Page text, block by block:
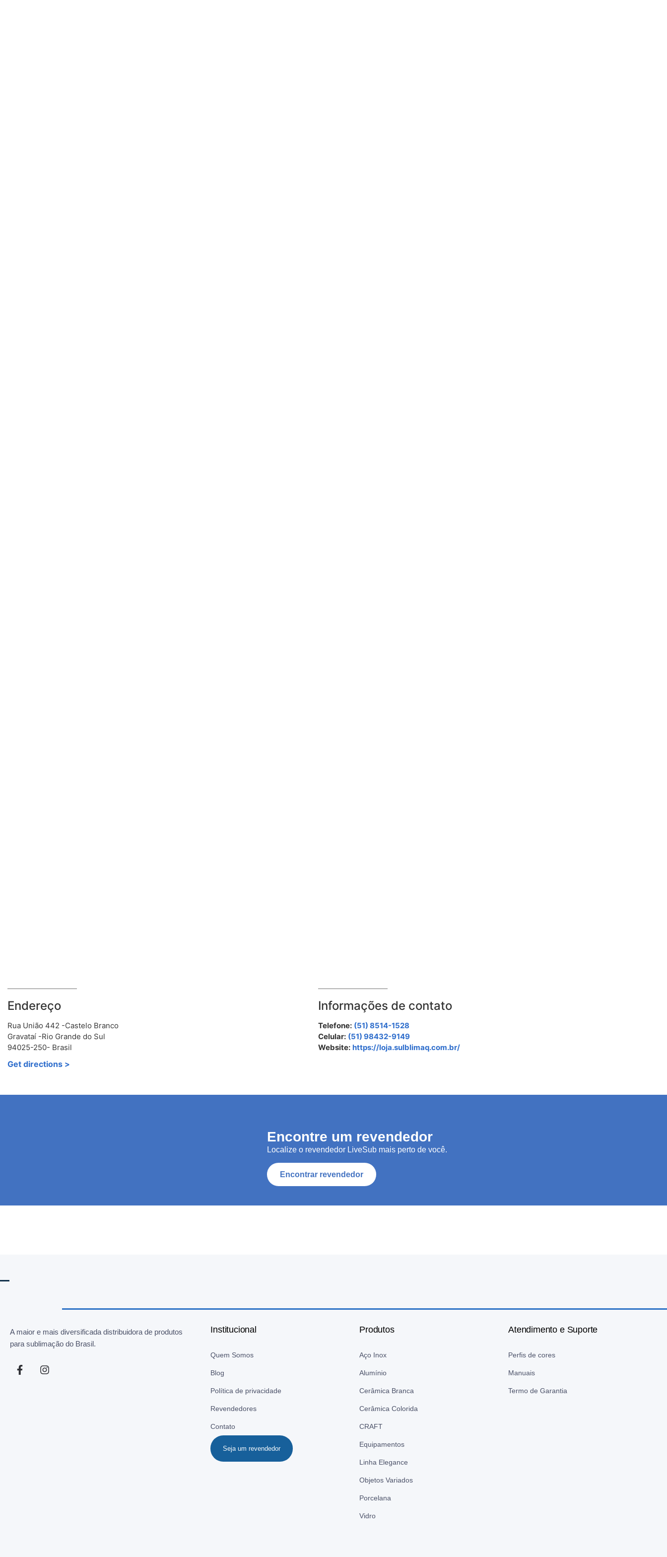
Endereço
Rua União 442 -Castelo Branco
Gravataí -Rio Grande do Sul
94025-250- Brasil
Get directions >
Informações de contato
Telefone: (51) 8514-1528
Celular: (51) 98432-9149
Website: https://loja.sulblimaq.com.br/
Encontre um revendedor
Localize o revendedor LiveSub mais perto de você.
Encontrar revendedor
A maior e mais diversificada distribuidora de produtos
para sublimação do Brasil.
Institucional
Quem Somos
Blog
Política de privacidade
Revendedores
Contato
Seja um revendedor
Produtos
Aço Inox
Alumínio
Cerâmica Branca
Cerâmica Colorida
CRAFT
Equipamentos
Linha Elegance
Objetos Variados
Porcelana
Vidro
Atendimento e Suporte
Perfis de cores
Manuais
Termo de Garantia